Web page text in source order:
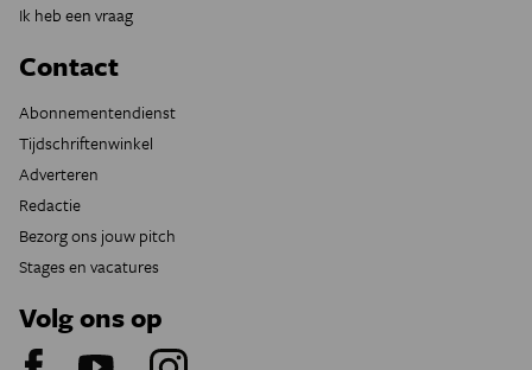
Ik heb een vraag
Contact
Abonnementendienst
Tijdschriftenwinkel
Adverteren
Redactie
Bezorg ons jouw pitch
Stages en vacatures
Volg ons op